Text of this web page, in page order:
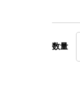
数量